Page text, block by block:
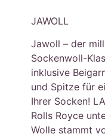
JAWOLL
Jawoll – der
Sockenwoll-
inklusive
und Spitze für
Ihrer Socken!
Rolls Royce
Wolle stammt